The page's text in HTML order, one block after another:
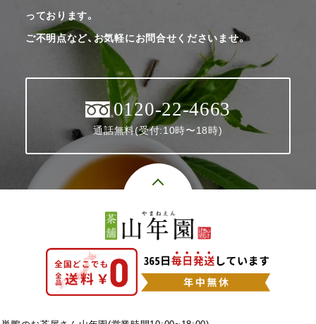
っております。
ご不明点など、お気軽にお問合せくださいませ。
0120-22-4663
通話無料(受付:10時〜18時)